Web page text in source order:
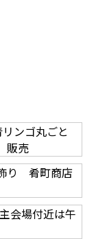
ンゴ丸ごと
販売
り 肴町商店
会場付近は午